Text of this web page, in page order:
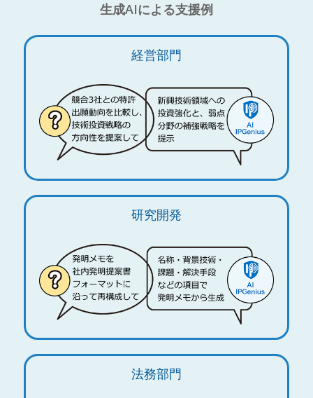
生成AIによる支援例
経営部門
研究開発
法務部門